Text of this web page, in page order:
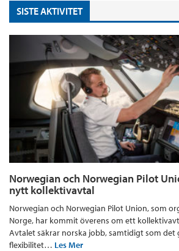
SISTE AKTIVITET
Norwegian och Norwegian Pilot
nytt kollektivavtal
Norwegian och Norwegian Pilot Union, som
Norge, har kommit överens om ett
Avtalet säkrar norska jobb, samtidigt som det
flexibilitet… Les Mer